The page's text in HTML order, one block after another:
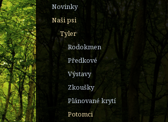
Novinky
Naši psi
Tyler
Rodokmen
Předkové
Výstavy
Zkoušky
Plánované krytí
Potomci